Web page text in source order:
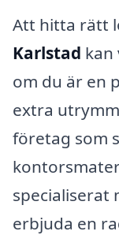
Att hitta rätt
Karlstad kan
om du är en
extra
företag som
specialiserat
erbjuda en